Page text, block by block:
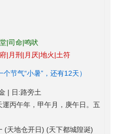
|司命|鸣吠
|月刑|月厌|地火|土符
节气“小暑”，还有12天）
| 日:路旁土
丙午年，甲午月，庚午日。五
(天地仓开日) (天下都城隍诞)